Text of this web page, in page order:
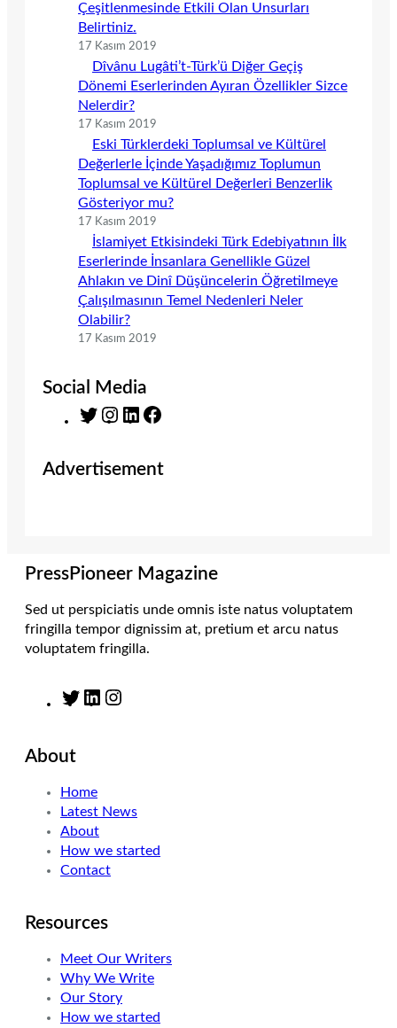
Çeşitlenmesinde Etkili Olan Unsurları
Belirtiniz.
17 Kasım 2019
Dîvânu Lugâti’t-Türk’ü Diğer Geçiş
Dönemi Eserlerinden Ayıran Özellikler Sizce
Nelerdir?
17 Kasım 2019
Eski Türklerdeki Toplumsal ve Kültürel
Değerlerle İçinde Yaşadığımız Toplumun
Toplumsal ve Kültürel Değerleri Benzerlik
Gösteriyor mu?
17 Kasım 2019
İslamiyet Etkisindeki Türk Edebiyatının İlk
Eserlerinde İnsanlara Genellikle Güzel
Ahlakın ve Dinî Düşüncelerin Öğretilmeye
Çalışılmasının Temel Nedenleri Neler
Olabilir?
17 Kasım 2019
Social Media
T
t
t
m
L
k
e
Advertisement
PressPioneer Magazine
Sed ut perspiciatis unde omnis iste natus voluptatem
fringilla tempor dignissim at, pretium et arcu natus
voluptatem fringilla.
T
e
r
L
I
r
m
About
Home
Latest News
About
How we started
Contact
Resources
Meet Our Writers
Why We Write
Our Story
How we started